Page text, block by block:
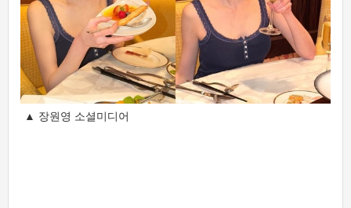
▲ 장원영 소셜미디어